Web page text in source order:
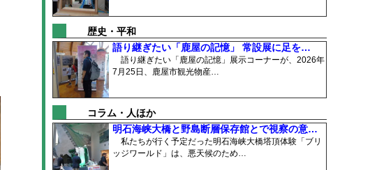
歴史・平和
語り継ぎたい「鹿屋の記憶」 常設展に足を…
語り継ぎたい「鹿屋の記憶」展示コーナーが、2026年
7月25日、鹿屋市観光物産…
コラム・人ほか
明石海峡大橋と野島断層保存館とで視察の意…
私たちが行く予定だった明石海峡大橋塔頂体験「ブリ
ッジワールド」は、悪天候のため…